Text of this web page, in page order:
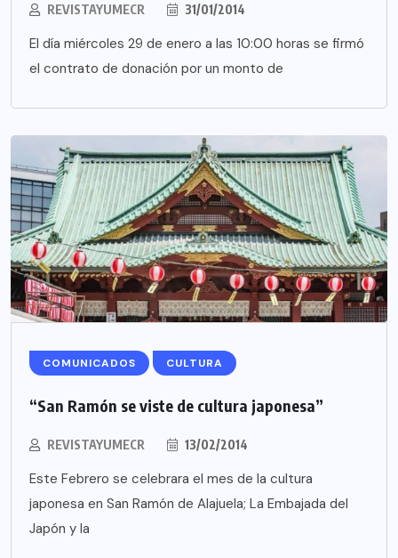
REVISTAYUMECR 31/01/2014
El día miércoles 29 de enero a las 10:00 horas se firmó
el contrato de donación por un monto de
COMUNICADOS CULTURA
“San Ramón se viste de cultura japonesa”
REVISTAYUMECR 13/02/2014
Este Febrero se celebrara el mes de la cultura
japonesa en San Ramón de Alajuela; La Embajada del
Japón y la